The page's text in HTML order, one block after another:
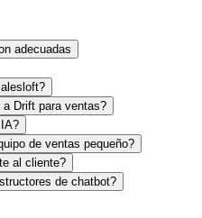
adecuadas
Drift para ventas?
de ventas pequeño?
al cliente?
de chatbot?